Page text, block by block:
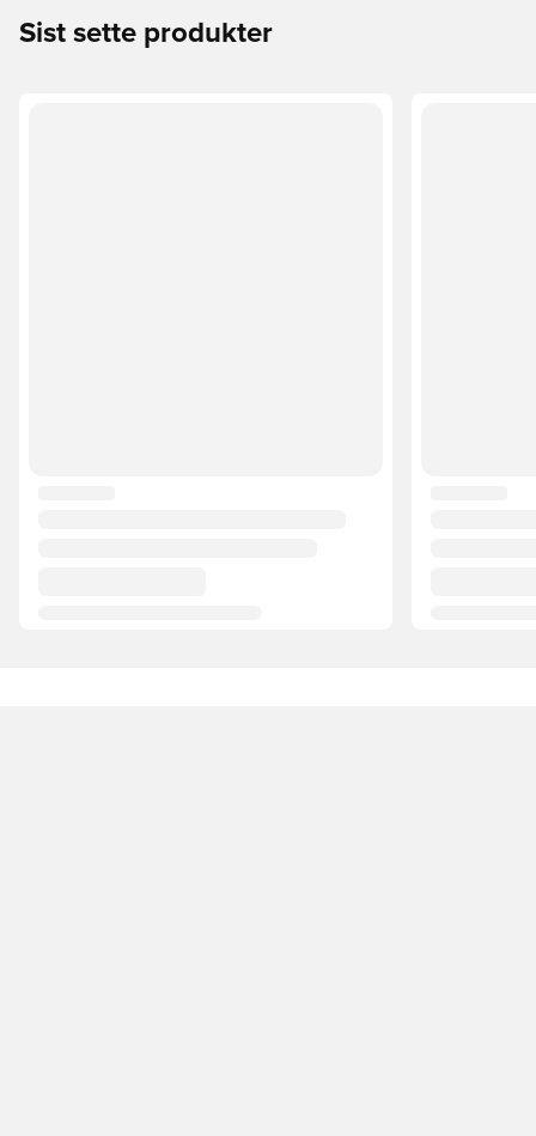
Sist sette produkter